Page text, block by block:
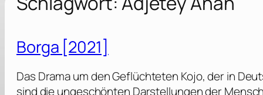
Borga [2021]
Das Drama um den Geflüchteten Kojo, der in
sind die ungeschönten Darstellungen der